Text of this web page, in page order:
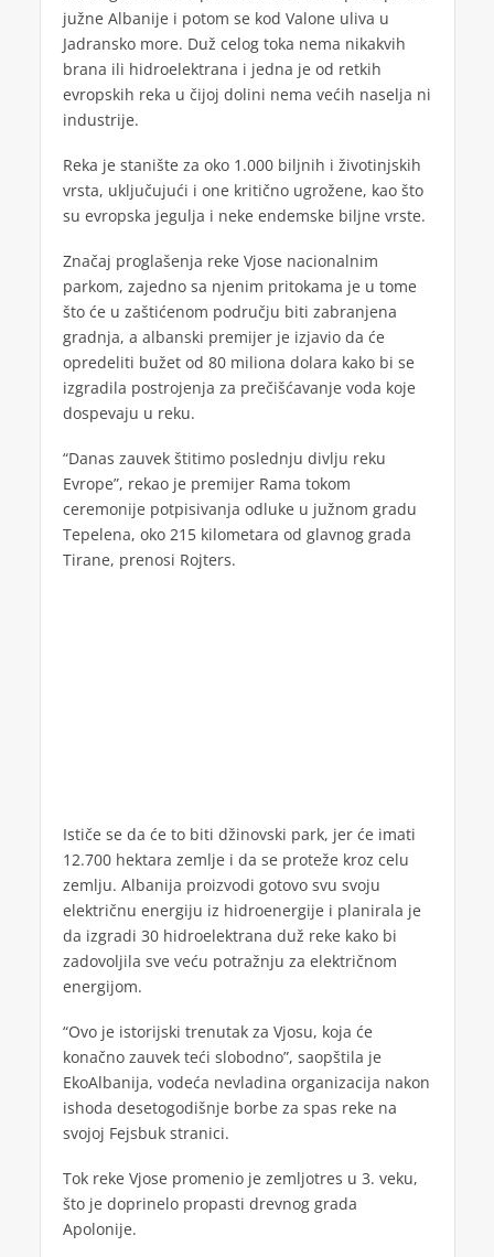
južne Albanije i potom se kod Valone uliva u
Jadransko more. Duž celog toka nema nikakvih
brana ili hidroelektrana i jedna je od retkih
evropskih reka u čijoj dolini nema većih naselja ni
industrije.
Reka je stanište za oko 1.000 biljnih i životinjskih
vrsta, uključujući i one kritično ugrožene, kao što
su evropska jegulja i neke endemske biljne vrste.
Značaj proglašenja reke Vjose nacionalnim
parkom, zajedno sa njenim pritokama je u tome
što će u zaštićenom području biti zabranjena
gradnja, a albanski premijer je izjavio da će
opredeliti bužet od 80 miliona dolara kako bi se
izgradila postrojenja za prečišćavanje voda koje
dospevaju u reku.
“Danas zauvek štitimo poslednju divlju reku
Evrope”, rekao je premijer Rama tokom
ceremonije potpisivanja odluke u južnom gradu
Tepelena, oko 215 kilometara od glavnog grada
Tirane, prenosi Rojters.
Ističe se da će to biti džinovski park, jer će imati
12.700 hektara zemlje i da se proteže kroz celu
zemlju. Albanija proizvodi gotovo svu svoju
električnu energiju iz hidroenergije i planirala je
da izgradi 30 hidroelektrana duž reke kako bi
zadovoljila sve veću potražnju za električnom
energijom.
“Ovo je istorijski trenutak za Vjosu, koja će
konačno zauvek teći slobodno”, saopštila je
EkoAlbanija, vodeća nevladina organizacija nakon
ishoda desetogodišnje borbe za spas reke na
svojoj Fejsbuk stranici.
Tok reke Vjose promenio je zemljotres u 3. veku,
što je doprinelo propasti drevnog grada
Apolonije.